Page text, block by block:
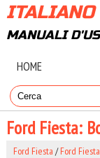
ITALIANO
MANUALI
HOME
Ford Fiesta:
Ford Fiesta /Ford